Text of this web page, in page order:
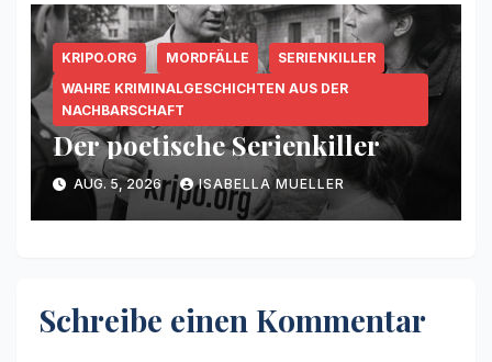
KRIPO.ORG MORDFÄLLE
SERIENKILLER
WAHRE KRIMINALGESCHICHTEN AUS DER
NACHBARSCHAFT
Der poetische Serienkiller
AUG. 5, 2026 ISABELLA MUELLER
Schreibe einen Kommentar